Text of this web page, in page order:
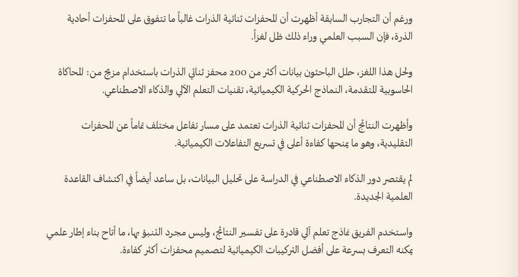
ورغم أن التجارب السابقة أظهرت أن المحفزات ثنائية الذرات غالباً ما تتفوق على المحفزات أحادية
الذرة، فإن السبب العلمي وراء ذلك ظل لغزاً.
ولحل هذا اللغز، حلل الباحثون بيانات أكثر من 200 محفز ثنائي الذرات باستخدام مزيج من: المحاكاة
الحاسوبية المتقدمة، النماذج الحركية الكيميائية، تقنيات التعلم الآلي والذكاء الاصطناعي.
وأظهرت النتائج أن المحفزات ثنائية الذرات تعتمد على مسار تفاعل مختلف تماماً عن المحفزات
التقليدية، وهو ما يمنحها كفاءة أعلى في تسريع التفاعلات الكيميائية.
لم يقتصر دور الذكاء الاصطناعي في الدراسة على تحليل البيانات، بل ساعد أيضاً في اكتشاف القاعدة
العلمية الجديدة.
واستخدم الفريق نماذج تعلم آلي قادرة على تفسير النتائج، وليس مجرد التنبؤ بها، ما أتاح بناء إطار علمي
يمكنه التعرف بسرعة على أفضل التركيبات الكيميائية لتصميم محفزات أكثر كفاءة.